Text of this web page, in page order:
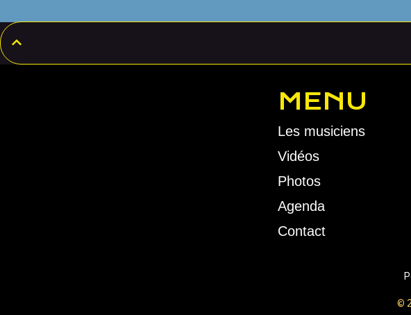
MENU
Les musiciens
Vidéos
Photos
Agenda
Contact
©